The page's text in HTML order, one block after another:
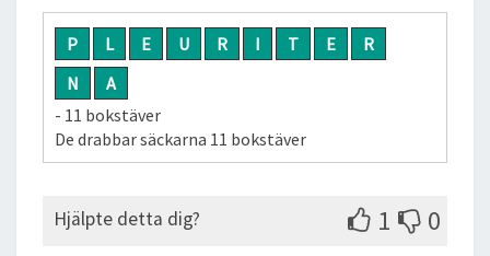
P L E U R I T E
R
N
A
- 11 bokstäver
De drabbar säckarna 11 bokstäver
Hjälpte detta dig? 1 0